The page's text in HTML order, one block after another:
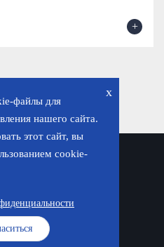
+
x
файлы для
нашего сайта.
этот сайт, вы
cookie-